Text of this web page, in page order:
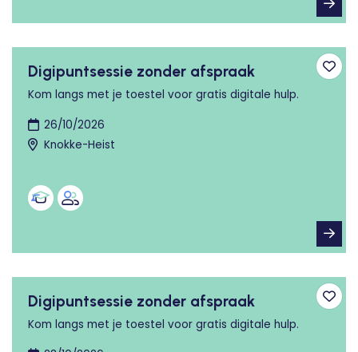
Digipuntsessie zonder afspraak
Kom langs met je toestel voor gratis digitale hulp.
26/10/2026
Knokke-Heist
Digipuntsessie zonder afspraak
Kom langs met je toestel voor gratis digitale hulp.